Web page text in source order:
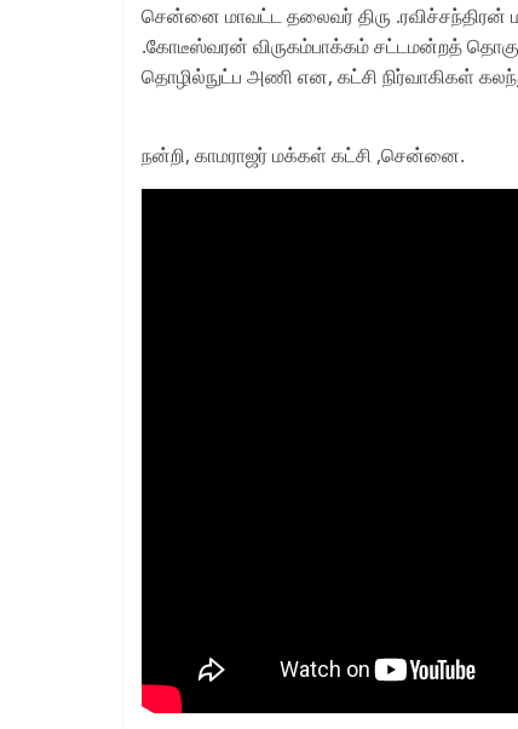
சென்னை மாவட்ட தலைவர் திரு .ரவிச்சந்திரன்
.கோடீஸ்வரன் விருகம்பாக்கம் சட்டமன்றத்
தொழில்நுட்ப அணி என, கட்சி நிர்வாகிகள்
நன்றி, காமராஜர் மக்கள் கட்சி ,சென்னை.